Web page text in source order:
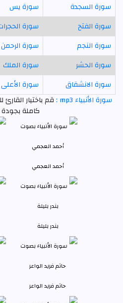
سورة السجدة
سورة يس
سورة الفتح
سورة
سورة النجم
سورة الرحمن
سورة الحشر
سورة الملك
سورة الانشقاق
سورة الأعلى
سورة الأنبياء mp3 :
قم باختيار
كاملة بجودة
أحمد العجمي
بندر بليلة
حاتم فريد الواعر